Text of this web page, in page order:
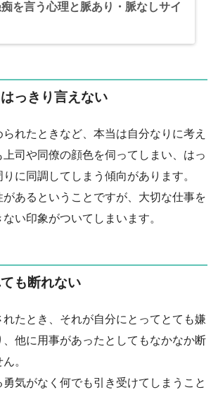
を言う心理と脈あり・脈なしサイ
っきり言えない
れたときなど、本当は自分なりに考え
司や同僚の顔色を伺ってしまい、はっ
に同調してしまう傾向があります。
があるということですが、大切な仕事を
い印象がついてしまいます。
も断れない
れたとき、それが自分にとってとても嫌
、他に用事があったとしてもなかなか断
。
気がなく何でも引き受けてしまうこと